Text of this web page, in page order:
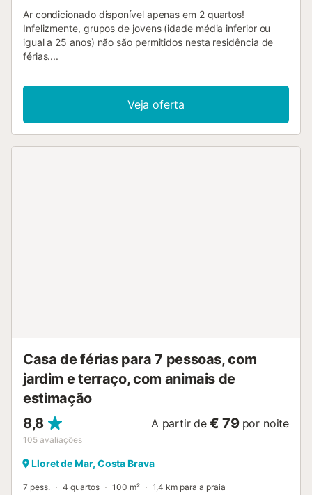
Ar condicionado disponível apenas em 2 quartos!
Infelizmente, grupos de jovens (idade média inferior ou
igual a 25 anos) não são permitidos nesta residência de
férias....
Veja oferta
Casa de férias para 7 pessoas, com
jardim e terraço, com animais de
estimação
8,8
105 avaliações
A partir de € 79 por noite
Lloret de Mar, Costa Brava
7 pess. 4 quartos 100 m² 1,4 km para a praia